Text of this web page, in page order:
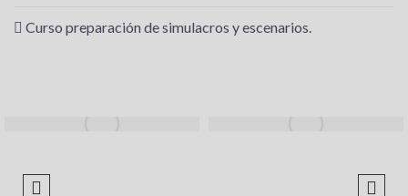
Curso preparación de simulacros y escenarios.